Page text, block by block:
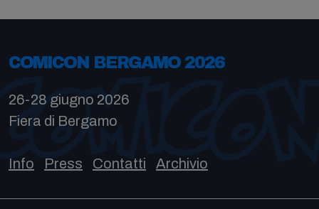
COMICON BERGAMO 2026
26-28 giugno 2026
Fiera di Bergamo
Info Press Contatti Archivio